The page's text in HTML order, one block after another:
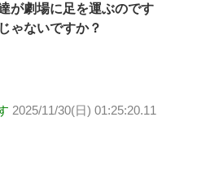
が劇場に足を運ぶのです
ゃないですか？
2025/11/30(日) 01:25:20.11